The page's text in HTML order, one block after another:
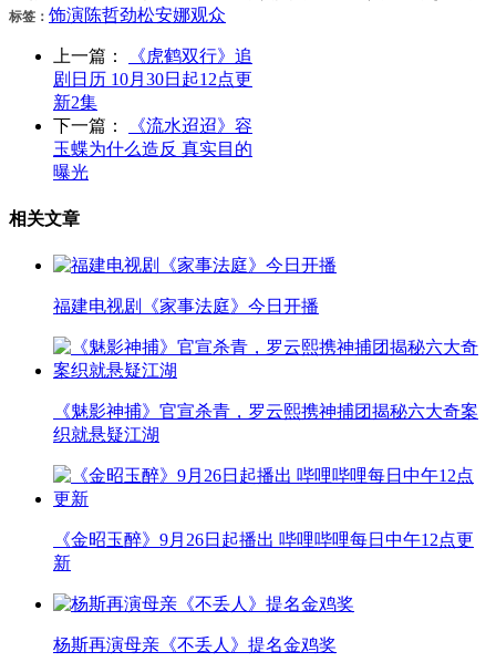
标签： 饰演陈哲劲松安娜观众
上一篇：
《虎鹤双行》追
剧日历 10月30日起12点更
新2集
下一篇：
《流水迢迢》容
玉蝶为什么造反 真实目的
曝光
相关文章
福建电视剧《家事法庭》今日开播
《魅影神捕》官宣杀青，罗云熙携神捕团揭秘六大奇案
织就悬疑江湖
《金昭玉醉》9月26日起播出 哔哩哔哩每日中午12点更
新
杨斯再演母亲《不丢人》提名金鸡奖